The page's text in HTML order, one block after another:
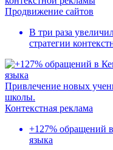
Продвижение сайтов
В три раза
стратегии
Привлечение новых
школы.
Контекстная реклама
+127% обращений
языка